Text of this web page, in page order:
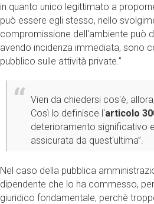
in quanto unico legittimato a
può essere egli stesso, nello
compromissione dell'ambiente può
avendo incidenza immediata, sono
pubblico sulle attività private.”
Vien da chiedersi cos'è,
Così lo definisce l'articolo
deterioramento significativo
assicurata da quest'ultima”.
Nel caso della pubblica
dipendente che lo ha commesso,
giuridico fondamentale, perchè